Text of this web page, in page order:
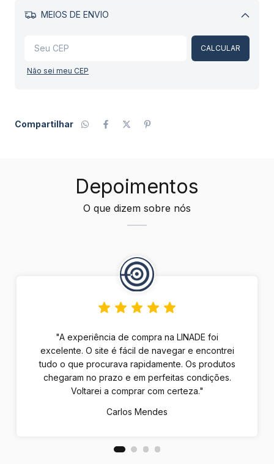
MEIOS DE ENVIO
Alterar CEP
CALCULAR
Não sei meu CEP
Compartilhar
Depoimentos
O que dizem sobre nós
"A experiência de compra na LINADE foi
excelente. O site é fácil de navegar e encontrei
tudo o que procurava rapidamente. Os produtos
chegaram no prazo e em perfeitas condições.
Voltarei a comprar com certeza."
Carlos Mendes